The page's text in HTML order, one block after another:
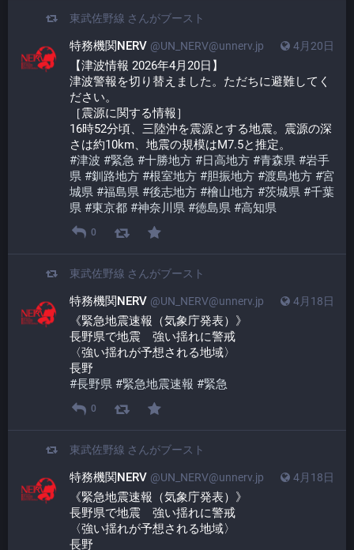
東武佐野線 さんがブースト
4月20日
特務機関NERV @UN_NERV@unnerv.jp
【津波情報 2026年4月20日】
津波警報を切り替えました。ただちに避難してく
ださい。
［震源に関する情報］
16時52分頃、三陸沖を震源とする地震。震源の深
さは約10km、地震の規模はM7.5と推定。
#津波 #緊急 #十勝地方 #日高地方 #青森県 #岩手
県 #釧路地方 #根室地方 #胆振地方 #渡島地方 #宮
城県 #福島県 #後志地方 #檜山地方 #茨城県 #千葉
県 #東京都 #神奈川県 #徳島県 #高知県
0
東武佐野線 さんがブースト
4月18日
特務機関NERV @UN_NERV@unnerv.jp
《緊急地震速報（気象庁発表）》
長野県で地震　強い揺れに警戒
〈強い揺れが予想される地域〉
長野
#長野県 #緊急地震速報 #緊急
0
東武佐野線 さんがブースト
4月18日
特務機関NERV @UN_NERV@unnerv.jp
《緊急地震速報（気象庁発表）》
長野県で地震　強い揺れに警戒
〈強い揺れが予想される地域〉
長野